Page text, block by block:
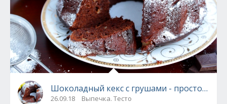
Шоколадный кекс с грушами - простой
26.09.18 Выпечка. Тесто